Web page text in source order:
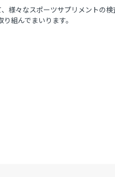
様々なスポーツサプリメントの検
組んでまいります。